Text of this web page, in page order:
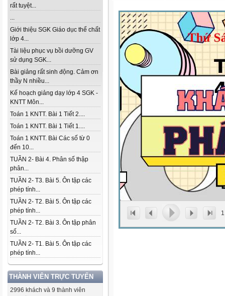
rất tuyệt...
...
Giới thiệu SGK Giáo dục thể chất
lớp 4...
Tài liệu phục vụ bồi dưỡng GV
sử dụng SGK...
Bài giảng rất sinh động. Cảm ơn
thầy N nhiều...
Kế hoạch giảng dạy lớp 4 SGK -
KNTT Môn...
Toán 1 KNTT. Bài 1 Tiết 2....
Toán 1 KNTT. Bài 1 Tiết 1....
Toán 1 KNTT. Bài Các số từ 0
đến 10...
TUẦN 2- Bài 4. Phân số thập
phân...
TUẦN 2- T3. Bài 5. Ôn tập các
phép tính...
TUẦN 2- T2. Bài 5. Ôn tập các
phép tính...
TUẦN 2- T2. Bài 3. Ôn tập phân
số...
TUẦN 2- T1. Bài 5. Ôn tập các
phép tính...
THÀNH VIÊN TRỰC TUYẾN
2996 khách và 9 thành viên
1